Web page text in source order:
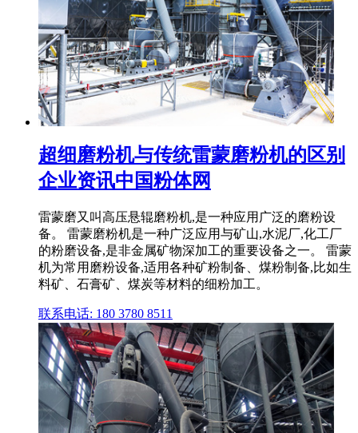
超细磨粉机与传统雷蒙磨粉机的区别
企业资讯中国粉体网
雷蒙磨又叫高压悬辊磨粉机,是一种应用广泛的磨粉设
备。 雷蒙磨粉机是一种广泛应用与矿山,水泥厂,化工厂
的粉磨设备,是非金属矿物深加工的重要设备之一。 雷蒙
机为常用磨粉设备,适用各种矿粉制备、煤粉制备,比如生
料矿、石膏矿、煤炭等材料的细粉加工。
联系电话: 180 3780 8511